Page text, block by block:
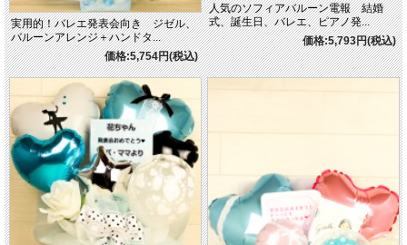
実用的！バレエ発表会向き ジゼル、
バルーンアレンジ＋ハンドタ...
価格:5,754円(税込)
人気のソフィアバルーン電報 結婚
式、誕生日、バレエ、ピアノ発...
価格:5,793円(税込)